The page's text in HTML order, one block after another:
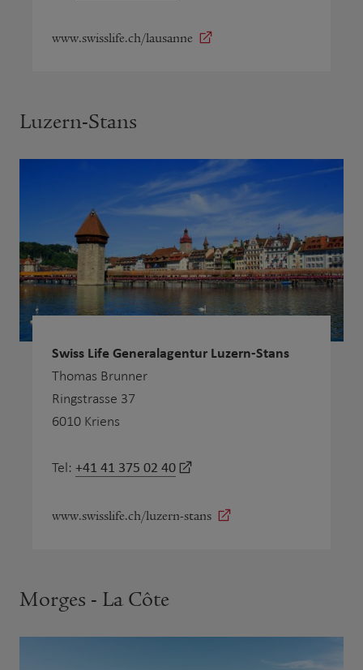
www.swisslife.ch/lausanne
Luzern-Stans
Swiss Life Generalagentur Luzern-Stans
Thomas Brunner
Ringstrasse 37
6010 Kriens
Tel: +41 41 375 02 40
www.swisslife.ch/luzern-stans
Morges - La Côte